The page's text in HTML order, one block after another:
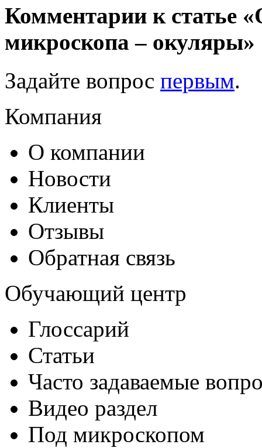
Комментарии к статье
микроскопа – окуляры»
Задайте вопрос первым.
Компания
О компании
Новости
Клиенты
Отзывы
Обратная связь
Обучающий центр
Глоссарий
Статьи
Часто задаваемые
Видео раздел
Под микроскопом